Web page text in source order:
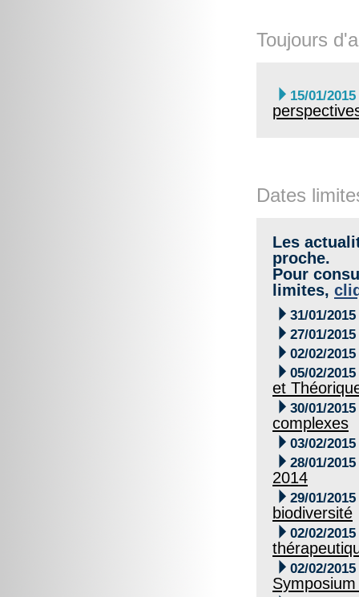
Toujours
 15/01/2015
Dates
Les
proche.
Pour
limites,
 31/01/2015
 27/01/2015
 02/02/2015
 05/02/2015
et
 30/01/2015
complexes
 03/02/2015
 28/01/2015
2014
 29/01/2015
biodiversité
 02/02/2015
 02/02/2015